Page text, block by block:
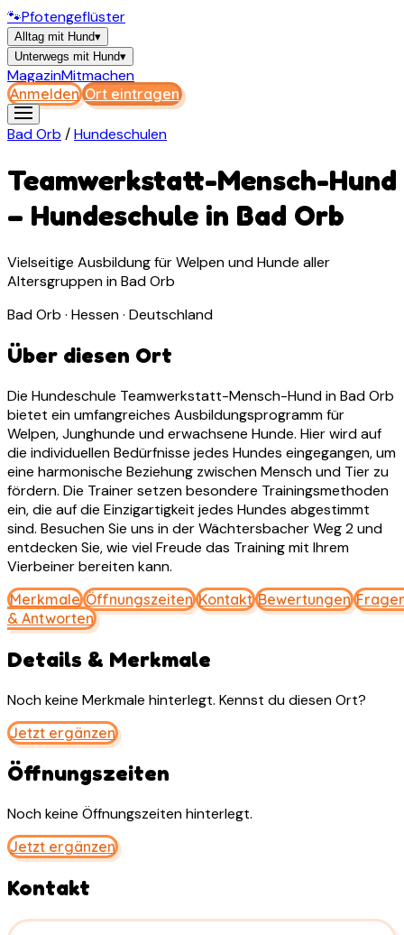
🐾Pfotengeflüster
Alltag mit Hund▾
Unterwegs mit Hund▾
MagazinMitmachen
Anmelden Ort eintragen
Bad Orb /Hundeschulen
Teamwerkstatt-Mensch-Hund
– Hundeschule in Bad Orb
Vielseitige Ausbildung für Welpen und Hunde aller
Altersgruppen in Bad Orb
Bad Orb · Hessen · Deutschland
Über diesen Ort
Die Hundeschule Teamwerkstatt-Mensch-Hund in Bad Orb
bietet ein umfangreiches Ausbildungsprogramm für
Welpen, Junghunde und erwachsene Hunde. Hier wird auf
die individuellen Bedürfnisse jedes Hundes eingegangen, um
eine harmonische Beziehung zwischen Mensch und Tier zu
fördern. Die Trainer setzen besondere Trainingsmethoden
ein, die auf die Einzigartigkeit jedes Hundes abgestimmt
sind. Besuchen Sie uns in der Wächtersbacher Weg 2 und
entdecken Sie, wie viel Freude das Training mit Ihrem
Vierbeiner bereiten kann.
Merkmale Öffnungszeiten Kontakt Bewertungen
& Antworten
Details & Merkmale
Noch keine Merkmale hinterlegt. Kennst du diesen Ort?
Jetzt ergänzen
Öffnungszeiten
Noch keine Öffnungszeiten hinterlegt.
Jetzt ergänzen
Kontakt